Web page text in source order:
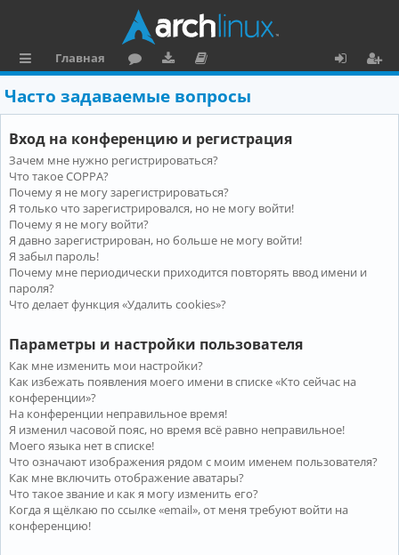
ы
л
к
и
Главная
ру
м
ру
зк
и
ку
м
е
н
та
ц
и
я
о
и
Часто задаваемые вопросы
Вход на конференцию и регистрация
Зачем мне нужно регистрироваться?
Что такое COPPA?
Почему я не могу зарегистрироваться?
Я только что зарегистрировался, но не могу войти!
Почему я не могу войти?
Я давно зарегистрирован, но больше не могу войти!
Я забыл пароль!
Почему мне периодически приходится повторять ввод имени и
пароля?
Что делает функция «Удалить cookies»?
Параметры и настройки пользователя
Как мне изменить мои настройки?
Как избежать появления моего имени в списке «Кто сейчас на
конференции»?
На конференции неправильное время!
Я изменил часовой пояс, но время всё равно неправильное!
Моего языка нет в списке!
Что означают изображения рядом с моим именем пользователя?
Как мне включить отображение аватары?
Что такое звание и как я могу изменить его?
Когда я щёлкаю по ссылке «email», от меня требуют войти на
конференцию!